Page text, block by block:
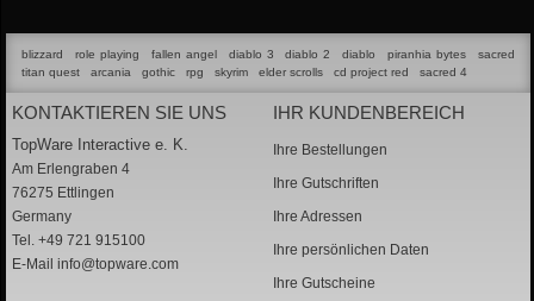
blizzard role playing fallen angel diablo 3 diablo 2 diablo piranhia bytes
sacred
titan quest
arcania gothic rpg skyrim elder scrolls cd project red sacred 4
KONTAKTIEREN SIE UNS
TopWare Interactive e. K.
Am Erlengraben 4
76275 Ettlingen
Germany
Tel. +49 721 915100
E-Mail info@topware.com
IHR KUNDENBEREICH
Ihre Bestellungen
Ihre Gutschriften
Ihre Adressen
Ihre persönlichen Daten
Ihre Gutscheine